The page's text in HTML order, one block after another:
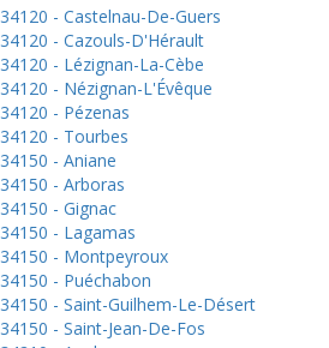
34120 - Castelnau-De-Guers
34120 - Cazouls-D'Hérault
34120 - Lézignan-La-Cèbe
34120 - Nézignan-L'Évêque
34120 - Pézenas
34120 - Tourbes
34150 - Aniane
34150 - Arboras
34150 - Gignac
34150 - Lagamas
34150 - Montpeyroux
34150 - Puéchabon
34150 - Saint-Guilhem-Le-Désert
34150 - Saint-Jean-De-Fos